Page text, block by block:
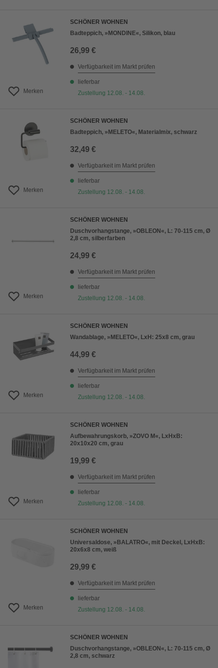
Merken
SCHÖNER WOHNEN
Badteppich, »MONDINE«, Silikon, blau
26,99 €
Verfügbarkeit im Markt prüfen
lieferbar
Zustellung 12.08. - 14.08.
Merken
SCHÖNER WOHNEN
Badteppich, »MELETO«, Materialmix, schwarz
32,49 €
Verfügbarkeit im Markt prüfen
lieferbar
Zustellung 12.08. - 14.08.
Merken
SCHÖNER WOHNEN
Duschvorhangstange, »OBLEON«, L: 70-115 cm, Ø
2,8 cm, silberfarben
24,99 €
Verfügbarkeit im Markt prüfen
lieferbar
Zustellung 12.08. - 14.08.
Merken
SCHÖNER WOHNEN
Wandablage, »MELETO«, LxH: 25x8 cm, grau
44,99 €
Verfügbarkeit im Markt prüfen
lieferbar
Zustellung 12.08. - 14.08.
Merken
SCHÖNER WOHNEN
Aufbewahrungskorb, »ZOVO M«, LxHxB:
20x10x20 cm, grau
19,99 €
Verfügbarkeit im Markt prüfen
lieferbar
Zustellung 12.08. - 14.08.
Merken
SCHÖNER WOHNEN
Universaldose, »BALATRO«, mit Deckel, LxHxB:
20x6x8 cm, weiß
29,99 €
Verfügbarkeit im Markt prüfen
lieferbar
Zustellung 12.08. - 14.08.
SCHÖNER WOHNEN
Duschvorhangstange, »OBLEON«, L: 70-115 cm, Ø
2,8 cm, schwarz